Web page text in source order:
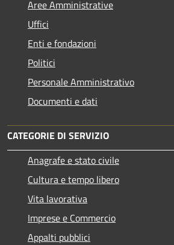
Aree Amministrative
Uffici
Enti e fondazioni
Politici
Personale Amministrativo
Documenti e dati
CATEGORIE DI SERVIZIO
Anagrafe e stato civile
Cultura e tempo libero
Vita lavorativa
Imprese e Commercio
Appalti pubblici